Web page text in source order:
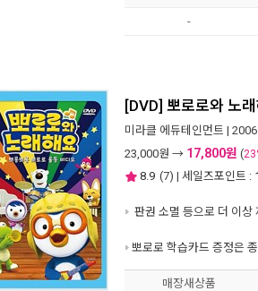
-
[DVD] 뽀로로와 노
미라클 에듀테인먼트 |
23,000원 → 17,800원 (
8.9 (7) | 세일즈포인트 :
판권 소멸 등으로 더 이상
뽀로로 학습카드 증정은
매장새상품